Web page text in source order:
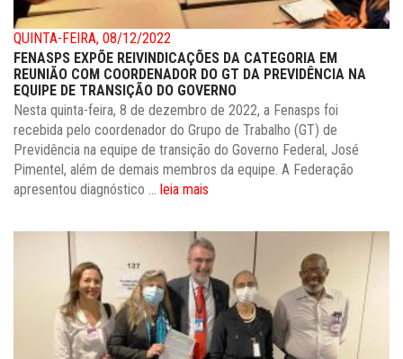
QUINTA-FEIRA, 08/12/2022
FENASPS EXPÕE REIVINDICAÇÕES DA CATEGORIA EM
REUNIÃO COM COORDENADOR DO GT DA PREVIDÊNCIA NA
EQUIPE DE TRANSIÇÃO DO GOVERNO
Nesta quinta-feira, 8 de dezembro de 2022, a Fenasps foi
recebida pelo coordenador do Grupo de Trabalho (GT) de
Previdência na equipe de transição do Governo Federal, José
Pimentel, além de demais membros da equipe. A Federação
apresentou diagnóstico ... leia mais